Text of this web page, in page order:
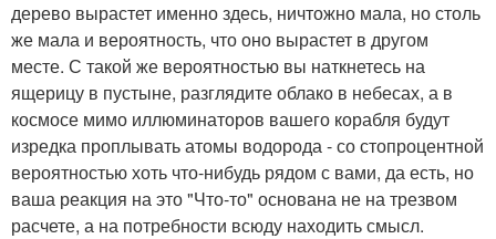
дерево вырастет именно здесь, ничтожно мала, но столь
же мала и вероятность, что оно вырастет в другом
месте. С такой же вероятностью вы наткнетесь на
ящерицу в пустыне, разглядите облако в небесах, а в
космосе мимо иллюминаторов вашего корабля будут
изредка проплывать атомы водорода - со стопроцентной
вероятностью хоть что-нибудь рядом с вами, да есть, но
ваша реакция на это "Что-то" основана не на трезвом
расчете, а на потребности всюду находить смысл.